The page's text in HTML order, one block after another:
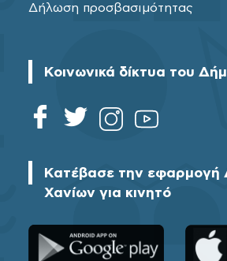
Δήλωση προσβασιμότητας
Κοινωνικά δίκτυα του
Κατέβασε την εφαρμογή
Χανίων για κινητό